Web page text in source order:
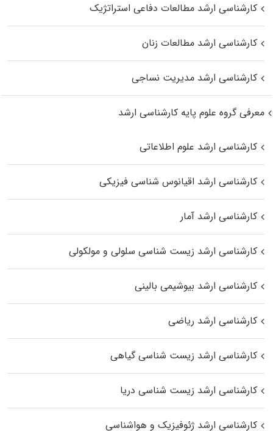
کارشناسی ارشد مطالعات دفاعی استراتژیک
کارشناسی ارشد مطالعات زنان
کارشناسی ارشد مدیریت نساجی
معرفی گروه علوم پایه کارشناسی ارشد
کارشناسی ارشد علوم اطلاعاتی
کارشناسی ارشد اقیانوس‌ شناسی فیزیکی
کارشناسی ارشد آمار
کارشناسی ارشد زیست شناسی سلولی و مولکولی
کارشناسی ارشد بیوشیمی بالینی
کارشناسی ارشد ریاضی
کارشناسی ارشد زیست‌ شناسی گیاهی
کارشناسی ارشد زیست‌ شناسی دریا
کارشناسی ارشد ژئوفیزیک و هواشناسی